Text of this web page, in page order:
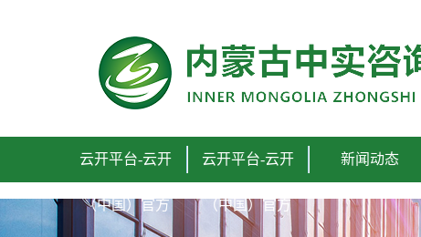
云开平台-云开
（中国）官方
云开平台-云开
（中国）官方
新闻动态